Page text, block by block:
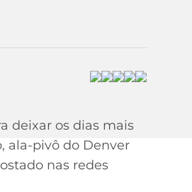
deixar os dias mais
ala-pivô do Denver
nas redes